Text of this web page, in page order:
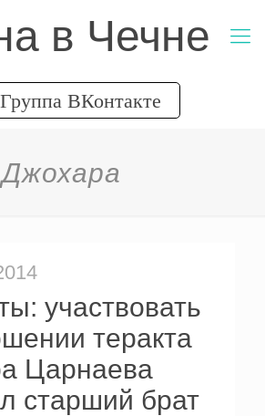
в Чечне
Группа ВКонтакте
Джохара
участвовать
теракта
Царнаева
старший брат